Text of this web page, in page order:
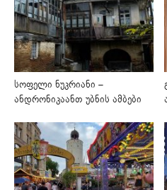
სოფელი ნუკრიანი –
ანდრონიკაანთ უბნის ამბები